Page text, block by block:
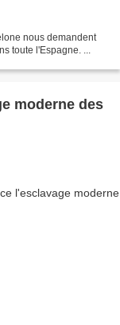
de faire savoir ce qui se passe depuis 48 heures dans toute l'Espagne. ...
moderne des